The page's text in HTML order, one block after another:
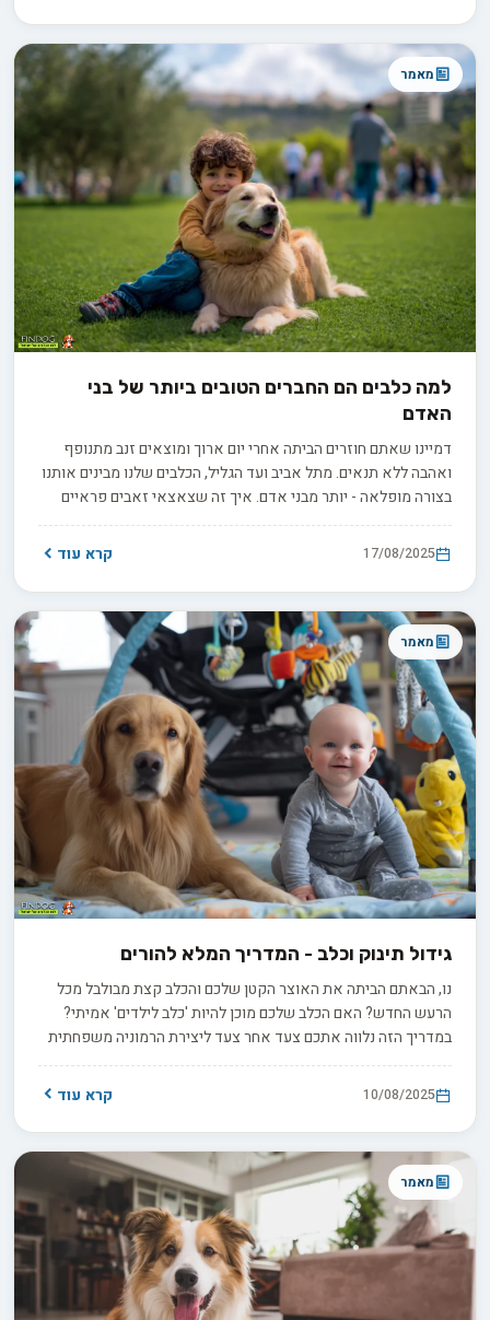
מאמר
למה כלבים הם החברים הטובים ביותר של בני
האדם
דמיינו שאתם חוזרים הביתה אחרי יום ארוך ומוצאים זנב מתנופף
ואהבה ללא תנאים. מתל אביב ועד הגליל, הכלבים שלנו מבינים אותנו
בצורה מופלאה - יותר מבני אדם. איך זה שצאצאי זאבים פראיים
הפכו לחברים הנאמנים שלנו? ומה מגלה המדע על הכוח של הקשר
הזה לחזק את בריאותנו הנפשית?
17/08/2025 קרא עוד
מאמר
גידול תינוק וכלב - המדריך המלא להורים
נו, הבאתם הביתה את האוצר הקטן שלכם והכלב קצת מבולבל מכל
הרעש החדש? האם הכלב שלכם מוכן להיות 'כלב לילדים' אמיתי?
במדריך הזה נלווה אתכם צעד אחר צעד ליצירת הרמוניה משפחתית
מושלמת - בואו נתחיל במסע הזה יחד!
10/08/2025 קרא עוד
מאמר